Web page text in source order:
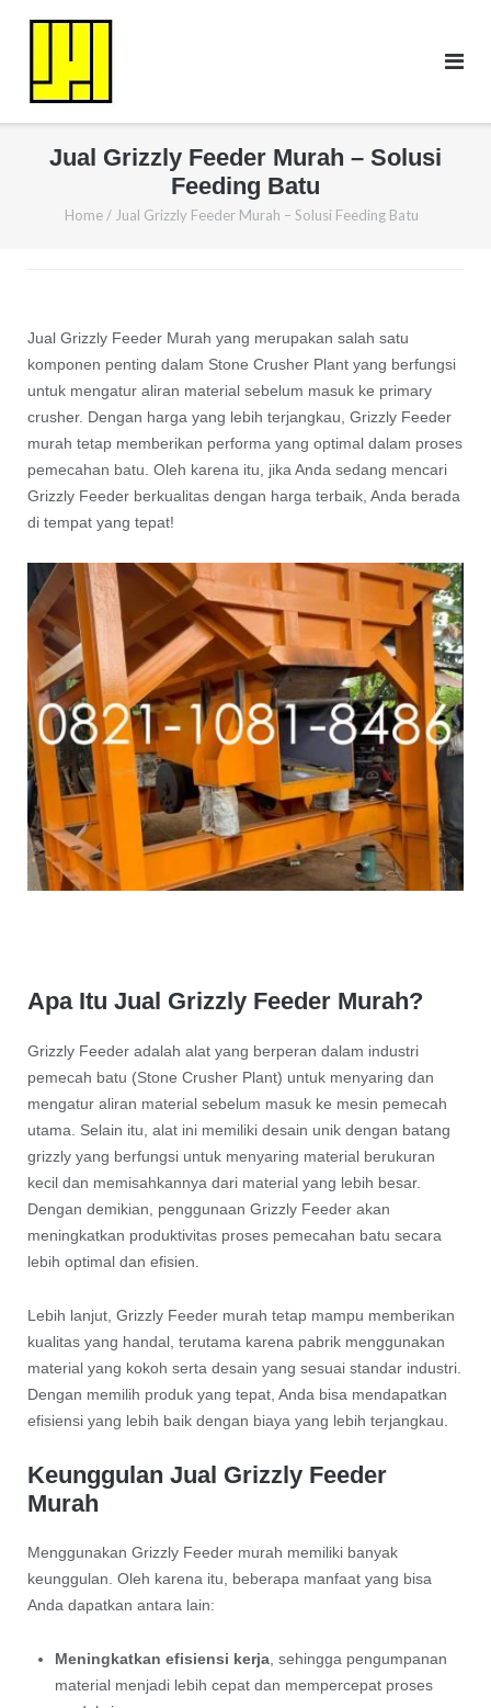
Jual Grizzly Feeder Murah – Solusi
Feeding Batu
Home / Jual Grizzly Feeder Murah – Solusi Feeding Batu
Jual Grizzly Feeder Murah yang merupakan salah satu
komponen penting dalam Stone Crusher Plant yang berfungsi
untuk mengatur aliran material sebelum masuk ke primary
crusher. Dengan harga yang lebih terjangkau, Grizzly Feeder
murah tetap memberikan performa yang optimal dalam proses
pemecahan batu. Oleh karena itu, jika Anda sedang mencari
Grizzly Feeder berkualitas dengan harga terbaik, Anda berada
di tempat yang tepat!
Apa Itu Jual Grizzly Feeder Murah?
Grizzly Feeder adalah alat yang berperan dalam industri
pemecah batu (Stone Crusher Plant) untuk menyaring dan
mengatur aliran material sebelum masuk ke mesin pemecah
utama. Selain itu, alat ini memiliki desain unik dengan batang
grizzly yang berfungsi untuk menyaring material berukuran
kecil dan memisahkannya dari material yang lebih besar.
Dengan demikian, penggunaan Grizzly Feeder akan
meningkatkan produktivitas proses pemecahan batu secara
lebih optimal dan efisien.
Lebih lanjut, Grizzly Feeder murah tetap mampu memberikan
kualitas yang handal, terutama karena pabrik menggunakan
material yang kokoh serta desain yang sesuai standar industri.
Dengan memilih produk yang tepat, Anda bisa mendapatkan
efisiensi yang lebih baik dengan biaya yang lebih terjangkau.
Keunggulan Jual Grizzly Feeder
Murah
Menggunakan Grizzly Feeder murah memiliki banyak
keunggulan. Oleh karena itu, beberapa manfaat yang bisa
Anda dapatkan antara lain:
Meningkatkan efisiensi kerja, sehingga pengumpanan
material menjadi lebih cepat dan mempercepat proses